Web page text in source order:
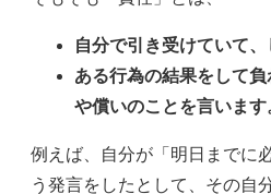
自分で引き受けていて
ある行為の結果をして
や償いのことを言います
例えば、自分が「明日まで
う発言をしたとして、その自